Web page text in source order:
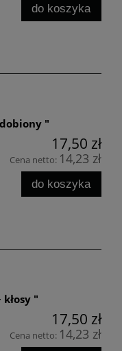
do koszyka
"
17,50 zł
Cena netto: 14,23 zł
do koszyka
"
17,50 zł
Cena netto: 14,23 zł